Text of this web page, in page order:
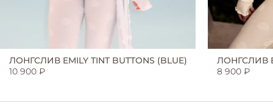
JLO COLLECTION
KIM COLLECTION
ЛОНГСЛИВ EMILY TINT BUTTONS (BLUE)
10 900 ₽
ЛОНГСЛИВ
8 900 ₽